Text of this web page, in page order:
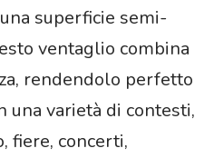
superficie semi-
ventaglio combina
rendendolo perfetto
una varietà di contesti,
fiere, concerti,